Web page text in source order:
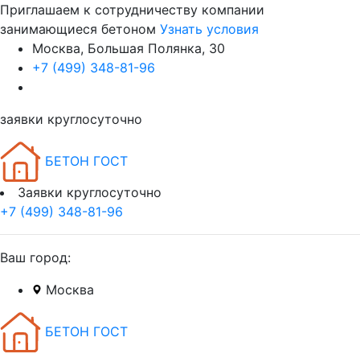
Приглашаем к сотрудничеству компании
занимающиеся бетоном Узнать условия
Москва, Большая Полянка, 30
+7 (499) 348-81-96
заявки круглосуточно
БЕТОН ГОСТ
Заявки круглосуточно
+7 (499) 348-81-96
Ваш город:
Москва
БЕТОН ГОСТ